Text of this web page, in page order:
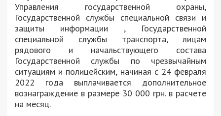
Управления государственной охраны,
Государственной службы специальной связи и
защиты информации , Государственной
специальной службы транспорта, лицам
рядового и начальствующего состава
Государственной службы по чрезвычайным
ситуациям и полицейским, начиная с 24 февраля
2022 года выплачивается дополнительное
вознаграждение в размере 30 000 грн. в расчете
на месяц.